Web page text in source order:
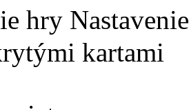
hry
kartami